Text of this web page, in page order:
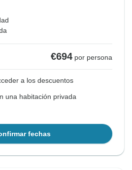
€694 por persona
a los descuentos
una habitación privada
fechas